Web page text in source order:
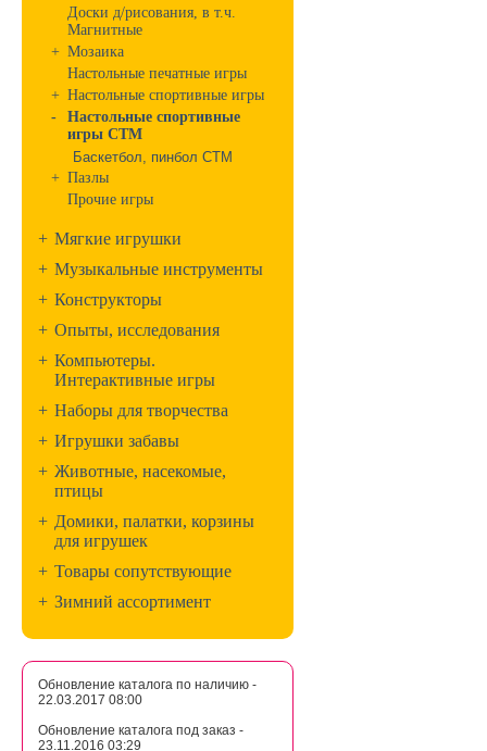
Доски д/рисования, в т.ч.
Магнитные
+ Мозаика
Настольные печатные игры
+ Настольные спортивные игры
-
Настольные спортивные
игры СТМ
Баскетбол, пинбол СТМ
+ Пазлы
Прочие игры
+ Мягкие игрушки
+ Музыкальные инструменты
+ Конструкторы
+ Опыты, исследования
+ Компьютеры.
Интерактивные игры
+ Наборы для творчества
+ Игрушки забавы
+ Животные, насекомые,
птицы
+ Домики, палатки, корзины
для игрушек
+ Товары сопутствующие
+ Зимний ассортимент
Обновление каталога по наличию -
22.03.2017 08:00
Обновление каталога под заказ -
23.11.2016 03:29